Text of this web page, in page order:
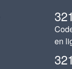
en